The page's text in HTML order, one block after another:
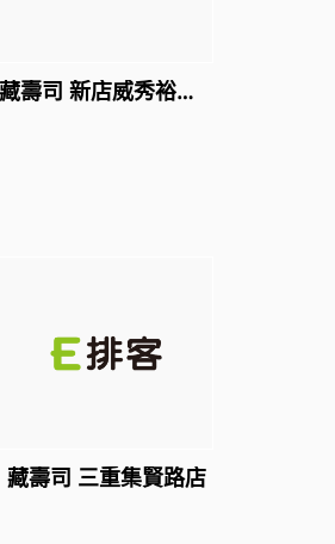
藏壽司 新店威秀裕隆店
藏壽司 三重集賢路店